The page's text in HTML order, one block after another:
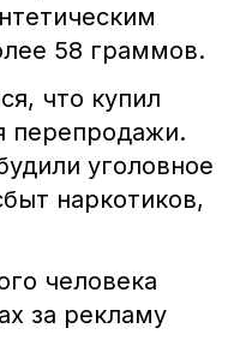
58 граммов.
что купил
перепродажи.
уголовное
наркотиков,
человека
за рекламу